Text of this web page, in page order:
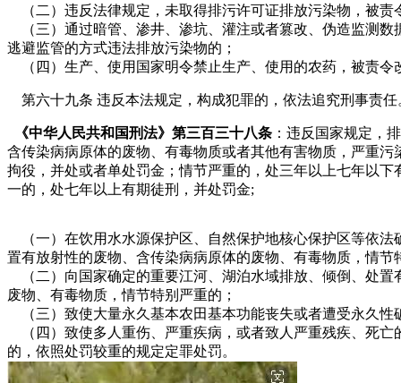
（二）违反法律规定，未取得排污许可证排放污染物，被责
（三）通过暗管、渗井、渗坑、灌注或者篡改、伪造监测数
逃避监管的方式违法排放污染物的；
（四）生产、使用国家明令禁止生产、使用的农药，被责令
第六十九条 违反本法规定，构成犯罪的，依法追究刑事责任
《中华人民共和国刑法》第三百三十八条 ：违反国家规定，
含传染病病原体的废物、有毒物质或者其他有害物质，严重
拘役，并处或者单处罚金；情节严重的，处三年以上七年以
一的，处七年以上有期徒刑，并处罚金;
（一）在饮用水水源保护区、自然保护地核心保护区等依法
置有放射性的废物、含传染病病原体的废物、有毒物质，情节
（二）向国家确定的重要江河、湖泊水域排放、倾倒、处置
废物、有毒物质，情节特别严重的；
（三）致使大量永久基本农田基本功能丧失或者遭受永久性
（四）致使多人重伤、严重疾病，或者致人严重残疾、死亡
的，依照处罚较重的规定定罪处罚。